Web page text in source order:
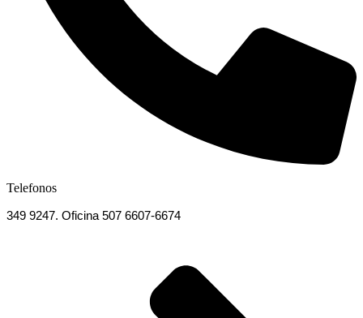
Telefonos
349 9247. Oficina 507 6607-6674